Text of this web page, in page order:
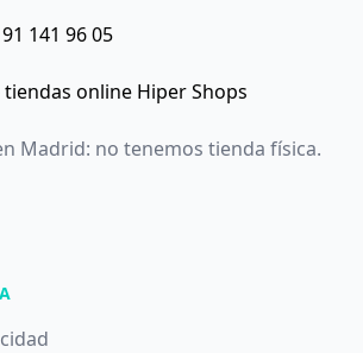
91 141 96 05
online Hiper Shops
Madrid: no tenemos tienda física.